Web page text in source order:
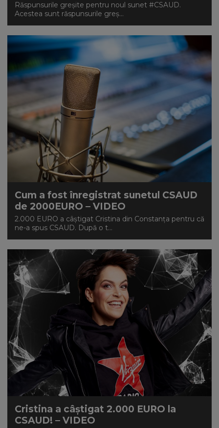
Răspunsurile greșite pentru noul sunet #CSAUD.
Acestea sunt răspunsurile greș...
Cum a fost înregistrat sunetul CSAUD
de 2000EURO – VIDEO
2.000 EURO a câștigat Cristina din Constanța pentru că
ne-a spus CSAUD. După o t...
Cristina a câștigat 2.000 EURO la
CSAUD! – VIDEO